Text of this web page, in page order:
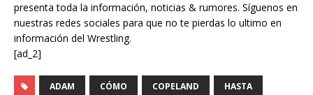
presenta toda la información, noticias & rumores. Síguenos en
nuestras redes sociales para que no te pierdas lo ultimo en
información del Wrestling.
[ad_2]
ADAM CÓMO COPELAND HASTA